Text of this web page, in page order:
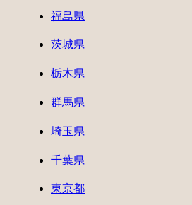
福島県
茨城県
栃木県
群馬県
埼玉県
千葉県
東京都